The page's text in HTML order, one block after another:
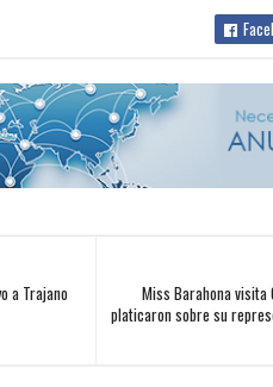
Miss Barahona visita
platicaron sobre su
a Trajano